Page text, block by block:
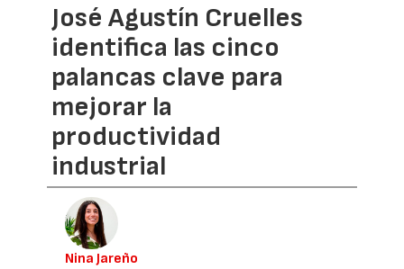
José Agustín Cruelles
identifica las cinco
palancas clave para
mejorar la
productividad
industrial
Nina Jareño